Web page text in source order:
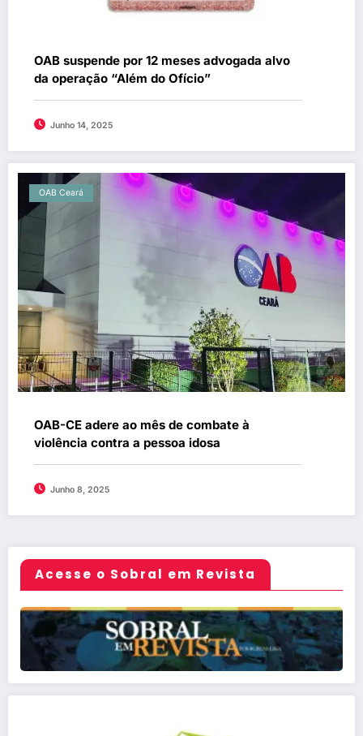
OAB suspende por 12 meses advogada alvo
da operação “Além do Ofício”
Junho 14, 2025
OAB Ceará
OAB-CE adere ao mês de combate à
violência contra a pessoa idosa
Junho 8, 2025
Acesse o Sobral em Revista